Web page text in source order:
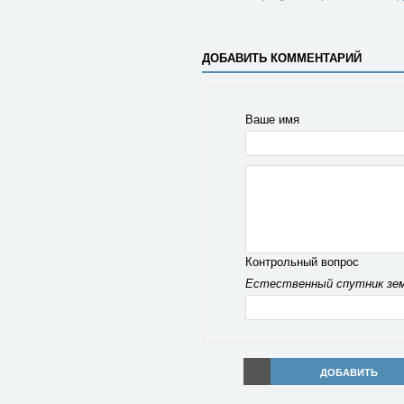
ДОБАВИТЬ КОММЕНТАРИЙ
Ваше имя
Контрольный вопрос
Естественный спутник
ДОБАВИТЬ